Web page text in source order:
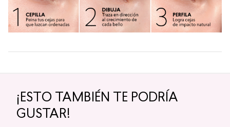
¡ESTO TAMBIÉN TE PODRÍA
GUSTAR!